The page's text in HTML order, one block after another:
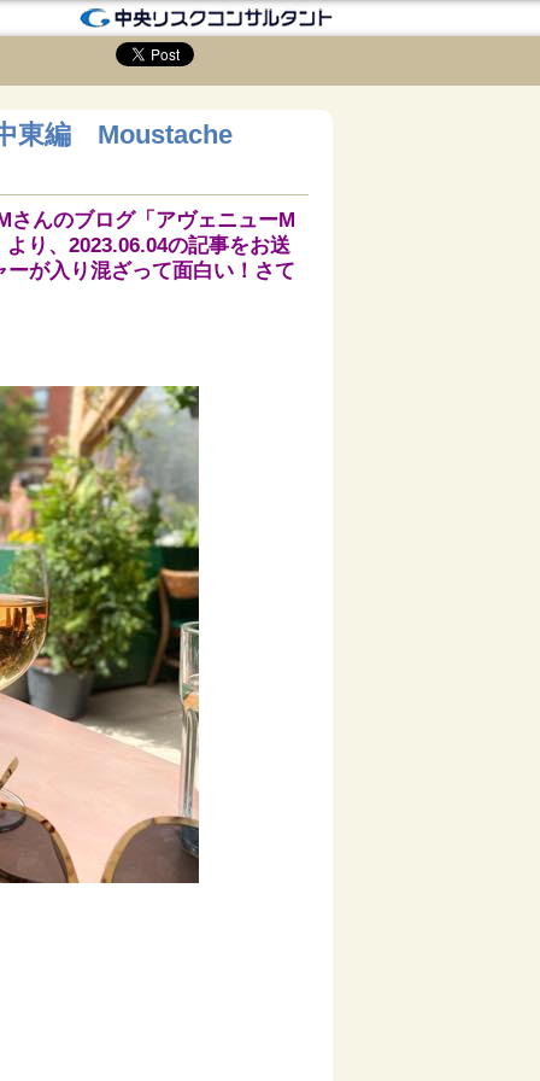
東編 Moustache
さんのブログ「アヴェニューM
り、2023.06.04の記事をお送
が入り混ざって面白い！さて